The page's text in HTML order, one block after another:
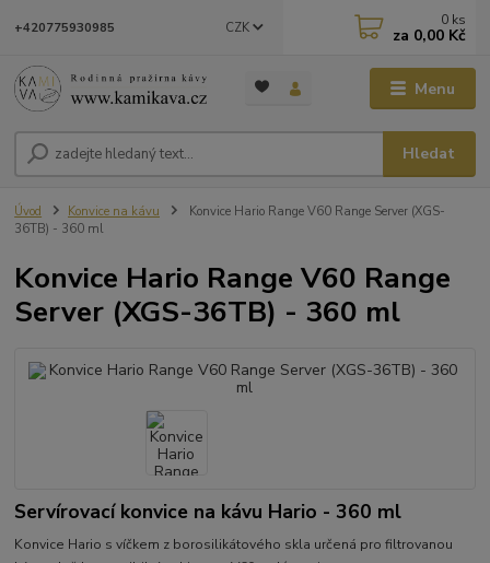
Menu
CZK
Hledat
+420775930985 0 ks
za 0,00 Kč
Úvod Konvice na kávu
Konvice Hario Range V60 Range Server (XGS-
36TB) - 360 ml
Konvice Hario Range V60 Range
Server (XGS-36TB) - 360 ml
Servírovací konvice na kávu Hario - 360 ml
Konvice Hario s víčkem z borosilikátového skla určená pro filtrovanou